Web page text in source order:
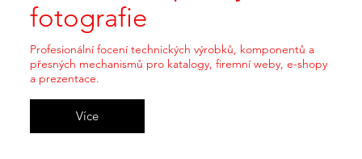
fotografie
Profesionální focení technických výrobků, komponentů a
přesných mechanismů pro katalogy, firemní weby, e-shopy
a prezentace.
Více